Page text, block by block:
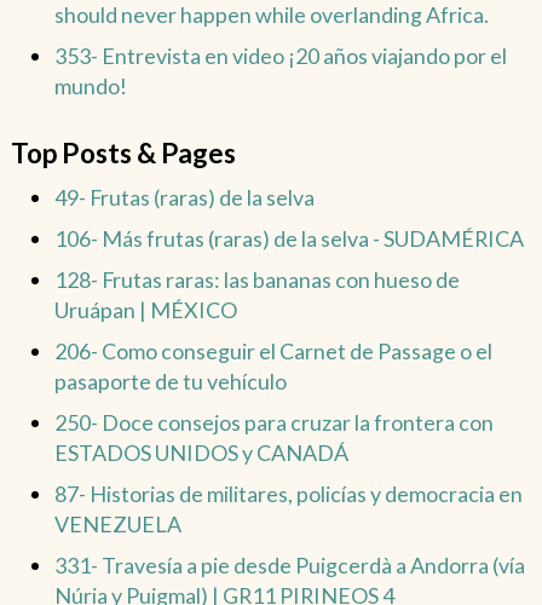
should never happen while overlanding Africa.
353- Entrevista en video ¡20 años viajando por el
mundo!
Top Posts & Pages
49- Frutas (raras) de la selva
106- Más frutas (raras) de la selva - SUDAMÉRICA
128- Frutas raras: las bananas con hueso de
Uruápan | MÉXICO
206- Como conseguir el Carnet de Passage o el
pasaporte de tu vehículo
250- Doce consejos para cruzar la frontera con
ESTADOS UNIDOS y CANADÁ
87- Historias de militares, policías y democracia en
VENEZUELA
331- Travesía a pie desde Puigcerdà a Andorra (vía
Núria y Puigmal) | GR11 PIRINEOS 4